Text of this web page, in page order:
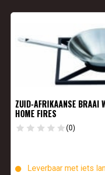
ZUID-AFRIKAANSE BRAAI
HOME FIRES
(0)
Leverbaar met iets